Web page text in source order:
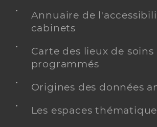
Annuaire de
cabinets
Carte des lieux de soins
programmés
Origines des données
Les espaces